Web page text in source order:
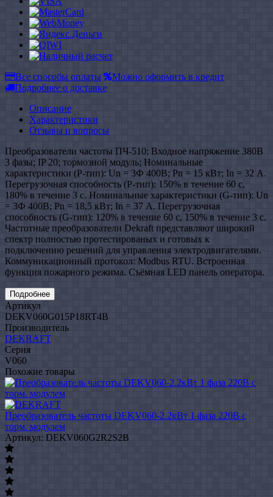
Все способы оплаты
Можно оформить в кредит
Подробнее о доставке
Описание
Характеристики
Отзывы и вопросы
Преобразователи частоты ПЧ-510; Входное напряжение 380В
3 фазы; IP 20; тормозной модуль; Номинальные
характеристики (P-тип): Un = 3Ф 400В; Pn = 15 кВт; In = 32 А.
Перегрузочная способность (P-тип): 150% в течение 60 с,
180% в течение 3 с. Номинальные характеристики (G-тип): Un
= 3Ф 400В; Pn = 18,5 кВт; In = 37 А. Перегрузочная
способность (G-тип): 120% в течение 60 с, 150% в течение 3 с.
Частотные преобразователи Dekraft представляют широкий
спектр полностью протестированых и готовых к
подключению решений для управления электродвигателями.
Коммуникационный протокол: Modbus RTU. Встроенная
функция пожарного режима. Съёмная LED панель оператора.
Подробнее
Артикул
DEKV060G015P18RT4B
Производитель
DEKRAFT
Серия
V060
Похожие товары
Преобразователь частоты DEKV060-2.2кВт 1 фаза 220В с
торм. модулем
Артикул: DEKV060G2R2S2B